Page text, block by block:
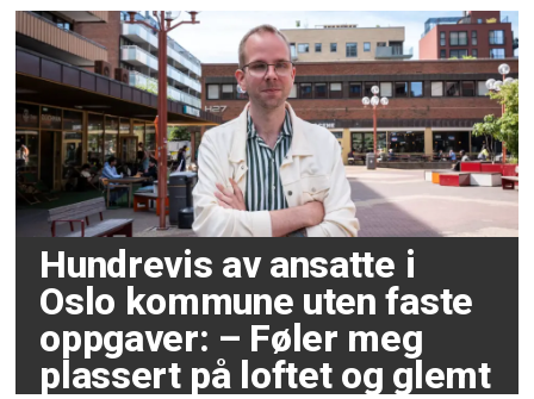
Hundrevis av ansatte i
Oslo kommune uten faste
oppgaver: – Føler meg
plassert på loftet og glemt